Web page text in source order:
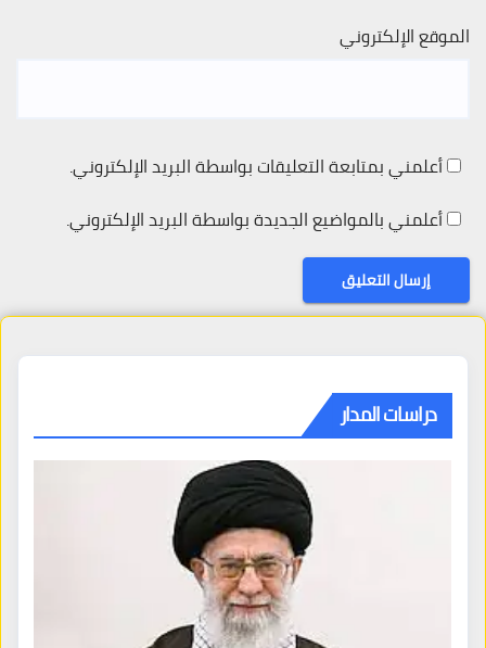
الموقع الإلكتروني
أعلمني بمتابعة التعليقات بواسطة البريد الإلكتروني.
أعلمني بالمواضيع الجديدة بواسطة البريد الإلكتروني.
دراسات المدار